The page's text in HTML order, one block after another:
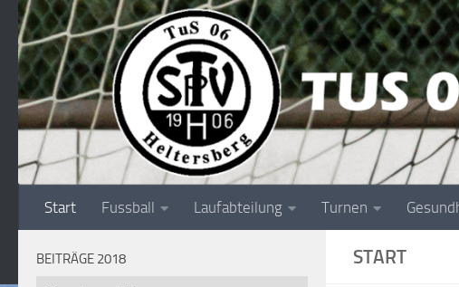
Unter dem Inhalt
Start Fussball Laufabteilung Turnen
START
BEITRÄGE 2018